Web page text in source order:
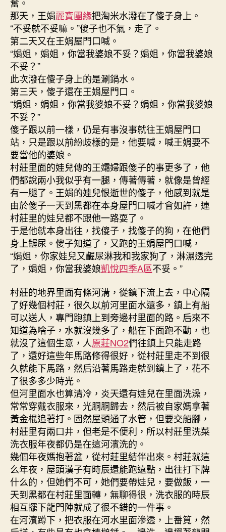
那天，王娟麗寶團緣把淘米水潑在了傻子身上。
“不妥就不妥嘛。”傻子也不氣，走了。
第二天又在王娟屋門口喊。
“娟姐，娟姐，你當我婆娘不妥？娟姐，你當我婆娘
不妥？”
此次潑在傻子身上的是涮鍋水。
第三天，傻子還在王娟屋門口。
“娟姐，娟姐，你當我婆娘不妥？娟姐，你當我婆娘
不妥？”
傻子跟以前一樣，仍是有事沒事就往王娟屋門口
站，只是跟以前紛歧樣的是，他要喊，喊王娟要不
要當他的婆娘。
村莊里面的娃兒傳的王孀婦跟傻子的事更多了，他
們都說兩小我似乎有一腿，傳著傳著，就像是曾經
有一腿了。王娟的娃兒恨逝世的傻子，他感到就是
由於傻子一天到黑都在本身屋門口喊才會如許，連
村莊里的娃兒都不跟他一路耍了。
于是他就本身出往，找傻子，找傻子的狗，在他們
身上齷尿。傻子知道了，又跑的王娟屋門口喊，
“娟姐，你家娃兒又齷尿淋我和我家狗了，淋濕透完
了，娟姐，你當我婆娘凱悅四季A區不妥。”
村莊的地界里面有條河溝，從鎮下流上去，中心隔
了好幾個村莊，很久以前河里面水還多，鎮上有船
可以送人，專門跑鎮上到旁邊村里面的路。后來不
知道為啥子，水就沒幾多了，船在下面跑不動，也
就沒了這個生意，人原莊NO2們往鎮上只能走路
了，還好這些年馬路修得很好，從村莊里走不到很
久就能下馬路，然后沿著馬路走就到鎮上了，花不
了很多多少時光。
但河里面水也算清冷，炎天還有娃兒在里面洗澡，
常常穿戴衣服來，光胴胴歸去，然后被自家媽拿著
黃金棍追著打。固然屋頭通了水管，但要交船腳，
村莊里有兩口井，但老是不便利，所以村莊里洗菜
洗衣服年夜都仍是在這河濱洗的。
幾個年夜媽抱著盆，從村莊里結伴出來。村莊就這
么年夜，屋頭漢子有時辰還能跑遠點，出往打下牌
什么的，但她們不可，她們要帶娃兒，要做飯，一
天到黑都在村莊里面轉，無聊得很，洗衣服的時辰
相互擺下龍門陣就成了很不錯的一件事。
在河濱蹲下，把衣服在河水里面滲透，上番筧，然